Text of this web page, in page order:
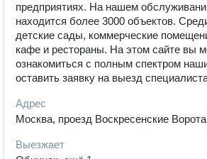
предприятиях. На нашем
находится более 3000 объектов.
детские сады, коммерческие
кафе и рестораны. На этом сайте вы
ознакомиться с полным спектром
оставить заявку на выезд
Адрес
Москва, проезд Воскресенские Ворота
Выезжает